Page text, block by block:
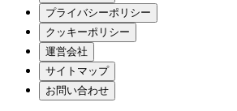
プライバシーポリシー
クッキーポリシー
運営会社
サイトマップ
お問い合わせ